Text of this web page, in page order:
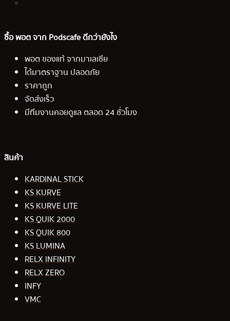
ซื้อ พอต จาก Podscafe ดีกว่ายังไง
พอต ของแท้ จากมาเลเซีย
ได้มาตราฐาน ปลอดภัย
ราคาถูก
จัดส่งเร็ว
มีทีมงานคอยดูแล ตลอด 24 ชั่วโมง
สินค้า
KARDINAL STICK
KS KURVE
KS KURVE LITE
KS QUIK 2000
KS QUIK 800
KS LUMINA
RELX INFINITY
RELX ZERO
INFY
VMC